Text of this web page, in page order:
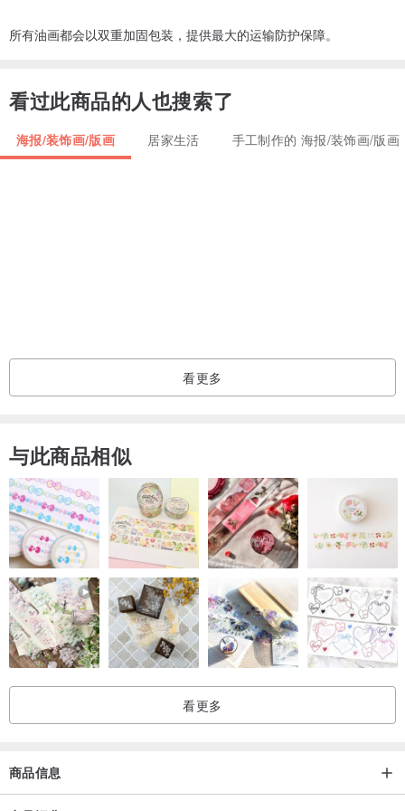
所有油画都会以双重加固包装，提供最大的运输防护保障。
看过此商品的人也搜索了
海报/装饰画/版画 居家生活 手工制作的 海报/装饰画/版画
看更多
与此商品相似
看更多
商品信息